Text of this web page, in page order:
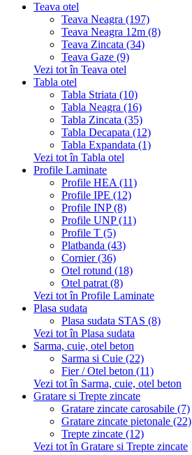
Teava otel
Teava Neagra (197)
Teava Neagra 12m (8)
Teava Zincata (34)
Teava Gaze (9)
Vezi tot în Teava otel
Tabla otel
Tabla Striata (10)
Tabla Neagra (16)
Tabla Zincata (35)
Tabla Decapata (12)
Tabla Expandata (1)
Vezi tot în Tabla otel
Profile Laminate
Profile HEA (11)
Profile IPE (12)
Profile INP (8)
Profile UNP (11)
Profile T (5)
Platbanda (43)
Cornier (36)
Otel rotund (18)
Otel patrat (8)
Vezi tot în Profile Laminate
Plasa sudata
Plasa sudata STAS (8)
Vezi tot în Plasa sudata
Sarma, cuie, otel beton
Sarma si Cuie (22)
Fier / Otel beton (11)
Vezi tot în Sarma, cuie, otel beton
Gratare si Trepte zincate
Gratare zincate carosabile (7)
Gratare zincate pietonale (22)
Trepte zincate (12)
Vezi tot în Gratare si Trepte zincate